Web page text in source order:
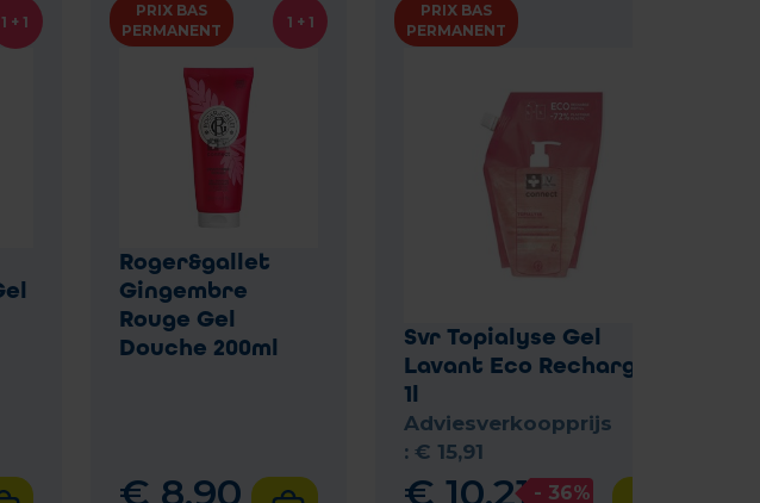
1 + 1
PRIX BAS
PERMANENT
1 + 1
Roger&gallet
Gingembre
Rouge Gel
Douche 200ml
€ 8,90
PRIX BAS
PERMANENT
Svr Topialyse Gel
Lavant Eco Recharge Fl
1l
Adviesverkoopprijs
:€ 15,91
€10,21- 36%